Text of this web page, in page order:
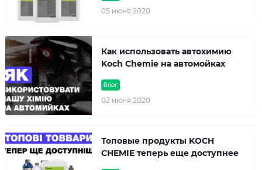
05 июня 2020
блог
02 июня 2020
Как использовать автохимию
Koch Chemie на автомойках
Топовые продукты KOCH
CHEMIE теперь еще доступнее